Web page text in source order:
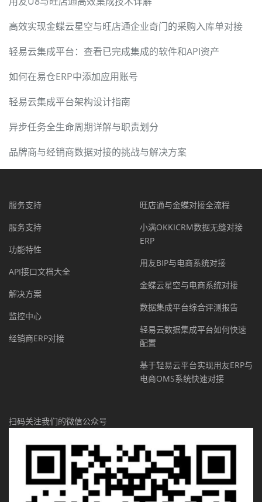
高效实现金蝶云星空与旺店通企业奇门的采购入库单对接
轻易云集成平台：查看已完成集成的软件和API资产
如何在易仓ERP中添加应用账号
轻易云集成平台架构设计指南
异步任务全生命周期详解与职责划分
品牌商与经销商数据对接的挑战与解决方案
服务支持
服务支持
功能特性
API接口文档大全
解决方案
监控中心
经销商ERP对接
旺店通与金蝶对接全流程
小满OKKICRM数据无缝对接
ERP
用友BIP与电商系统对接
金蝶云星空与电商系统对接
数据集成平台综合评测报告
轻易云数据集成平台如何快速
配置
基于轻易云平台实现用友ERP与
电商OMS系统快速对接
扫码关注我们的微信公众号